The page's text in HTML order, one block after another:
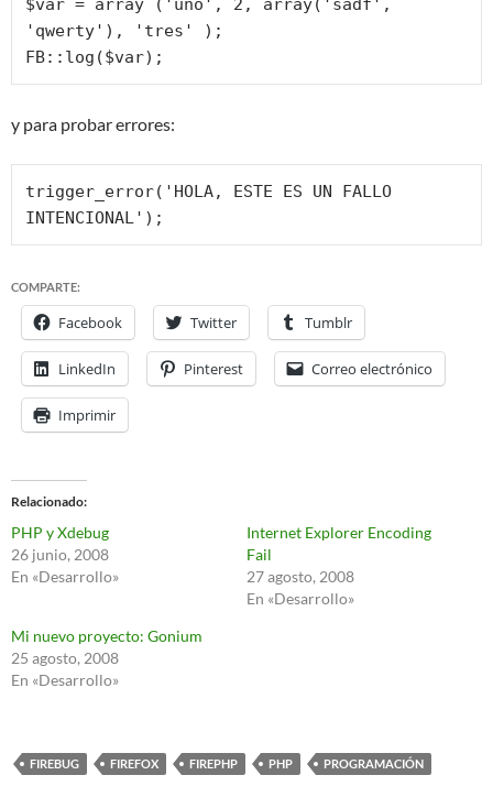
$var = array ('uno', 2, array('sadf',
'qwerty'), 'tres' );
FB::log($var);
y para probar errores:
trigger_error('HOLA, ESTE ES UN FALLO
INTENCIONAL');
COMPARTE:
Facebook Twitter Tumblr
LinkedIn Pinterest Correo electrónico
Imprimir
Relacionado
PHP y Xdebug
26 junio, 2008
En «Desarrollo»
Internet Explorer Encoding
Fail
27 agosto, 2008
En «Desarrollo»
Mi nuevo proyecto: Gonium
25 agosto, 2008
En «Desarrollo»
FIREBUG FIREFOX FIREPHP PHP PROGRAMACIÓN